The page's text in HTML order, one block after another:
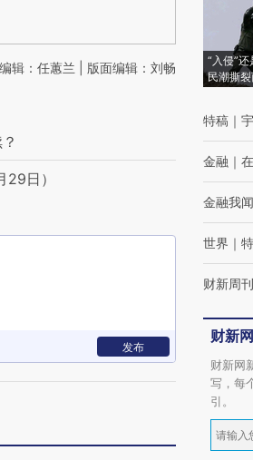
辑：任蕙兰 | 版面编辑：刘畅
日）
发布
“入侵”
民潮撕
特稿 ｜
金融 ｜
金融我闻
世界 ｜
财新周刊
财新
财新网
写，每
引。